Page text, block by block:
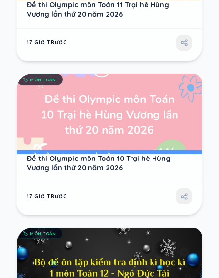
Đề thi Olympic môn Toán 11 Trại hè Hùng
Vương lần thứ 20 năm 2026
17 GIỜ TRƯỚC
🏷️ MÔN TOÁN
Đề thi Olympic môn Toán 10 Trại hè Hùng
Vương lần thứ 20 năm 2026
17 GIỜ TRƯỚC
🏷️MÔN TOÁN